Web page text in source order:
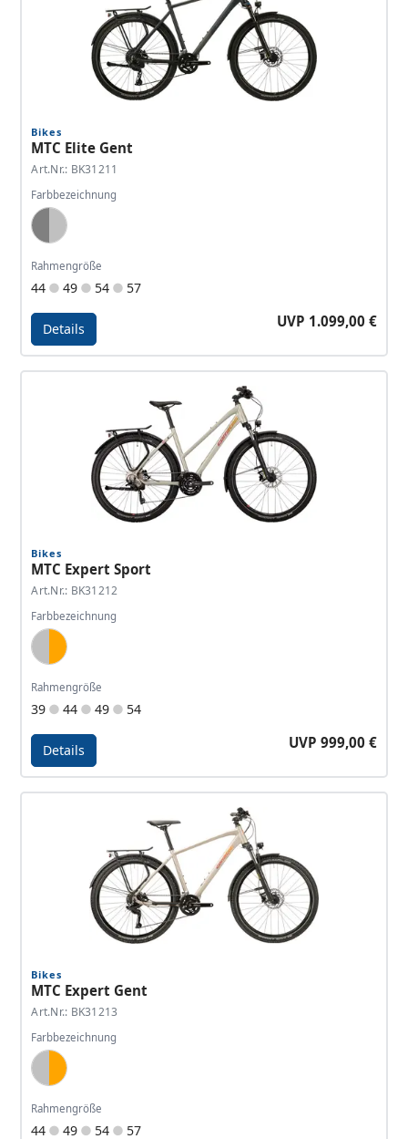
Bikes
MTC Elite Gent
Art.Nr.: BK31211
Farbbezeichnung
Dark Grey, Silver
Rahmengröße
44 49 54 57
Details UVP 1.099,00 €
Bikes
MTC Expert Sport
Art.Nr.: BK31212
Farbbezeichnung
Silver, Orange
Rahmengröße
39 44 49 54
Details UVP 999,00 €
Bikes
MTC Expert Gent
Art.Nr.: BK31213
Farbbezeichnung
Silver, Orange
Rahmengröße
44 49 54 57